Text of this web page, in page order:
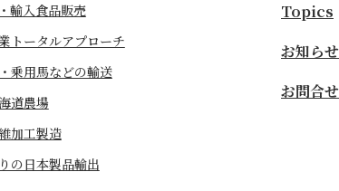
輸入食品販売
トータルアプローチ
乗用馬などの輸送
道農場
加工製造
の日本製品輸出
Topics
お知らせ
お問合せ